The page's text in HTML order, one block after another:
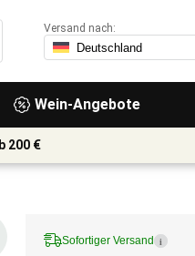
Wein-Angebote
Versand nach:
200 €
Sofortiger Versand i